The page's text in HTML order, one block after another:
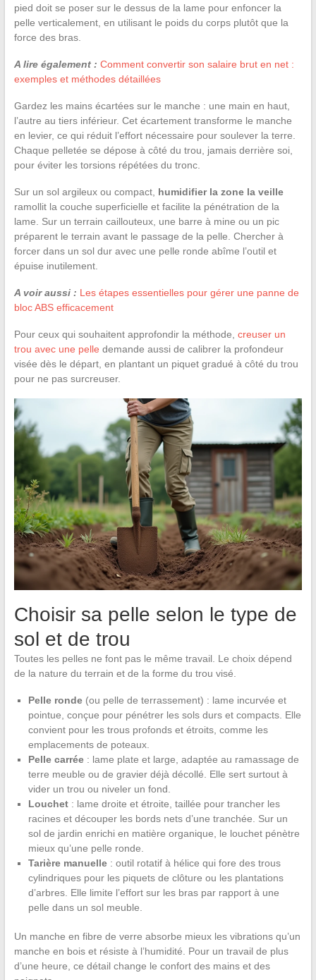
pied doit se poser sur le dessus de la lame pour enfoncer la
pelle verticalement, en utilisant le poids du corps plutôt que la
force des bras.
A lire également : Comment convertir son salaire brut en net :
exemples et méthodes détaillées
Gardez les mains écartées sur le manche : une main en haut,
l’autre au tiers inférieur. Cet écartement transforme le manche
en levier, ce qui réduit l’effort nécessaire pour soulever la terre.
Chaque pelletée se dépose à côté du trou, jamais derrière soi,
pour éviter les torsions répétées du tronc.
Sur un sol argileux ou compact, humidifier la zone la veille
ramollit la couche superficielle et facilite la pénétration de la
lame. Sur un terrain caillouteux, une barre à mine ou un pic
préparent le terrain avant le passage de la pelle. Chercher à
forcer dans un sol dur avec une pelle ronde abîme l’outil et
épuise inutilement.
A voir aussi : Les étapes essentielles pour gérer une panne de
bloc ABS efficacement
Pour ceux qui souhaitent approfondir la méthode, creuser un
trou avec une pelle demande aussi de calibrer la profondeur
visée dès le départ, en plantant un piquet gradué à côté du trou
pour ne pas surcreuser.
Choisir sa pelle selon le type de
sol et de trou
Toutes les pelles ne font pas le même travail. Le choix dépend
de la nature du terrain et de la forme du trou visé.
Pelle ronde(ou pelle de terrassement) : lame incurvée et
pointue, conçue pour pénétrer les sols durs et compacts. Elle
convient pour les trous profonds et étroits, comme les
emplacements de poteaux.
Pelle carrée: lame plate et large, adaptée au ramassage de
terre meuble ou de gravier déjà décollé. Elle sert surtout à
vider un trou ou niveler un fond.
Louchet: lame droite et étroite, taillée pour trancher les
racines et découper les bords nets d’une tranchée. Sur un
sol de jardin enrichi en matière organique, le louchet pénètre
mieux qu’une pelle ronde.
Tarière manuelle: outil rotatif à hélice qui fore des trous
cylindriques pour les piquets de clôture ou les plantations
d’arbres. Elle limite l’effort sur les bras par rapport à une
pelle dans un sol meuble.
Un manche en fibre de verre absorbe mieux les vibrations qu’un
manche en bois et résiste à l’humidité. Pour un travail de plus
d’une heure, ce détail change le confort des mains et des